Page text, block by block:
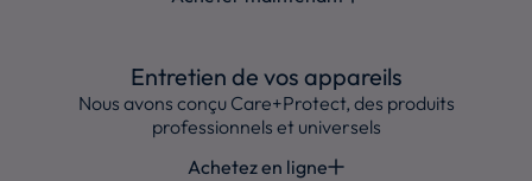
Entretien de vos appareils
Nous avons conçu Care+Protect, des produits
professionnels et universels
Achetez en ligne